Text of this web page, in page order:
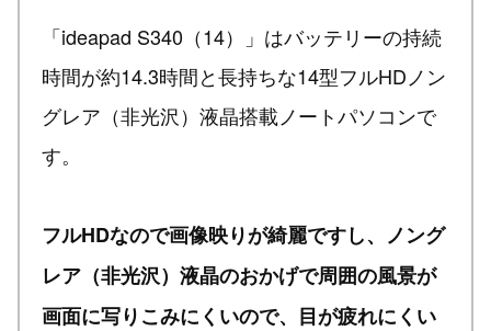
「ideapad S340（14）」はバッテリーの持続
時間が約14.3時間と長持ちな14型フルHDノン
グレア（非光沢）液晶搭載ノートパソコンで
す。
フルHDなので画像映りが綺麗ですし、ノング
レア（非光沢）液晶のおかげで周囲の風景が
画面に写りこみにくいので、目が疲れにくい